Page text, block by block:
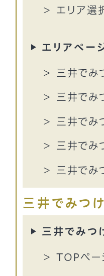
エリア選
エリアペー
三井でみ
三井でみ
三井でみ
三井でみ
三井でみ
三井でみつ
三井でみつ
TOPペー